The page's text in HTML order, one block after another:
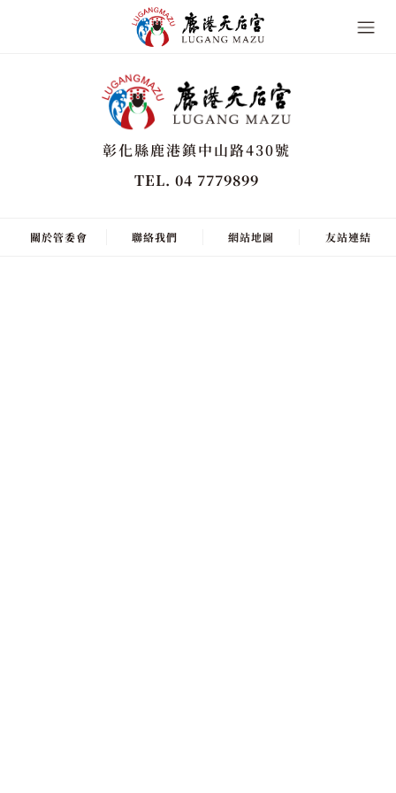
彰化縣鹿港鎮中山路430號
TEL. 04 7779899
關於管委會 聯絡我們 網站地圖 友站連結